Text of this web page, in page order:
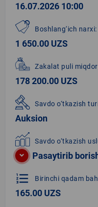
16.07.2026 10:00
Boshlang‘ich narxi:
1 650.00 UZS
Zakalat puli
178 200.00 UZS
Savdo o‘tkazish
Auksion
Savdo o‘tkazish
Pasaytirib
format_list_numbered Birinchi qadam
165.00 UZS